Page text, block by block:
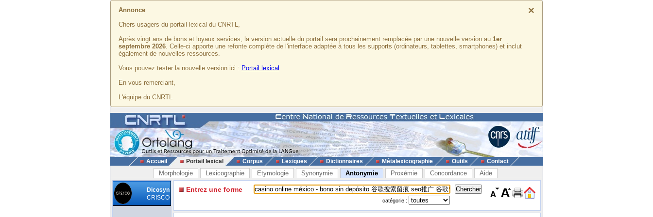
×
Annonce
Chers usagers du portail lexical du CNRTL,
Après vingt ans de bons et loyaux services, la version actuelle du portail sera prochainement remplacée par une nouvelle version au 1er
septembre 2026. Celle-ci apporte une refonte complète de l'interface adaptée à tous les supports (ordinateurs, tablettes, smartphones) et inclut
également de nouvelles ressources.
Vous pouvez tester la nouvelle version ici : Portail lexical
En vous remerciant,
L'équipe du CNRTL
Accueil Portail lexical Corpus Lexiques Dictionnaires Métalexicographie Outils Contact
Morphologie Lexicographie Etymologie Synonymie Antonymie Proxémie Concordance Aide
Dicosyn
CRISCO
Entrez une forme
catégorie :